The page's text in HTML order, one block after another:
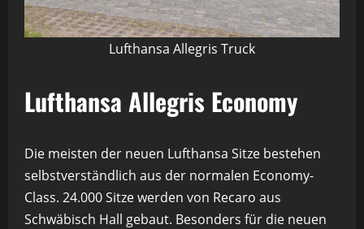
Lufthansa Allegris Truck
Lufthansa Allegris Economy
Die meisten der neuen Lufthansa Sitze bestehen
selbstverständlich aus der normalen Economy-
Class. 24.000 Sitze werden von Recaro aus
Schwäbisch Hall gebaut. Besonders für die neuen